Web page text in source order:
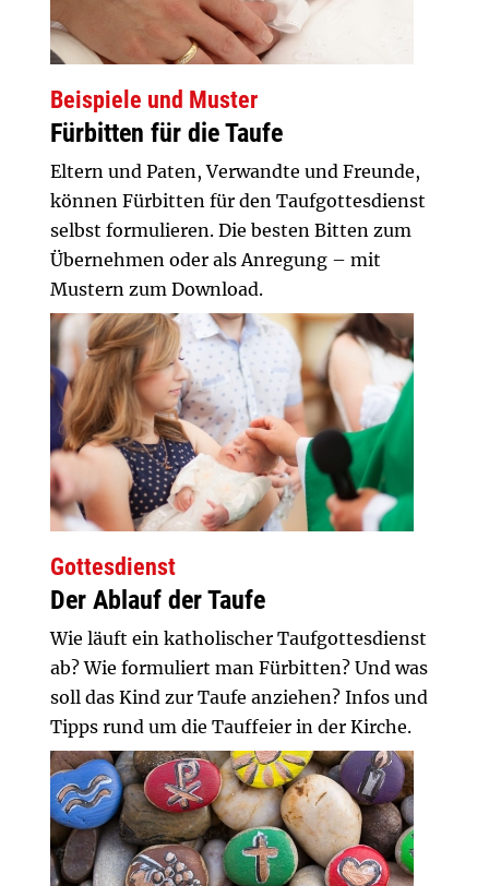
Beispiele und Muster
Fürbitten für die Taufe
Eltern und Paten, Verwandte und Freunde,
können Fürbitten für den Taufgottesdienst
selbst formulieren. Die besten Bitten zum
Übernehmen oder als Anregung – mit
Mustern zum Download.
Gottesdienst
Der Ablauf der Taufe
Wie läuft ein katholischer Taufgottesdienst
ab? Wie formuliert man Fürbitten? Und was
soll das Kind zur Taufe anziehen? Infos und
Tipps rund um die Tauffeier in der Kirche.